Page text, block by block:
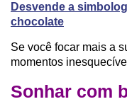
Desvende a
chocolate
Se você focar mais a
momentos
Sonhar com